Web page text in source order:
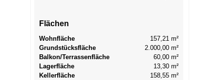
Flächen
Wohnfläche
157,21 m²
Grundstücksfläche
2.000,00 m²
Balkon/Terrassenfläche
60,00 m²
Lagerfläche
13,30 m²
Kellerfläche
158,55 m²